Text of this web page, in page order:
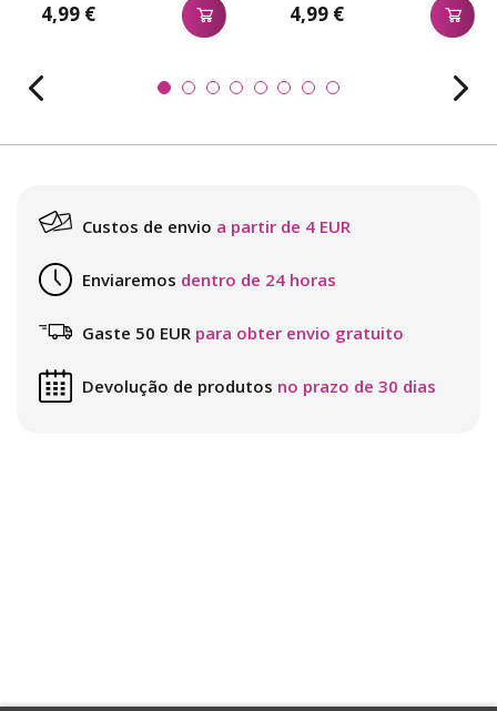
4,99 € 4,99 €
Custos de envio a partir de 4 EUR
Enviaremos dentro de 24 horas
Gaste 50 EUR para obter envio gratuito
Devolução de produtos no prazo de 30 dias